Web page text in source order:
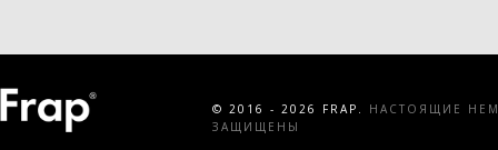
© 2016 - 2026 FRAP.
НАСТОЯЩИЕ
ЗАЩИЩЕНЫ